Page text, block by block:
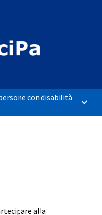
con disabilità
Main
alla